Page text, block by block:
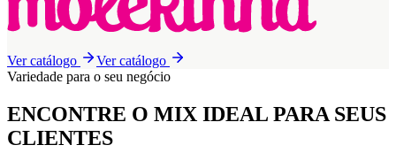
Ver catálogo
Ver catálogo
Variedade para o seu negócio
ENCONTRE O MIX IDEAL PARA SEUS
CLIENTES